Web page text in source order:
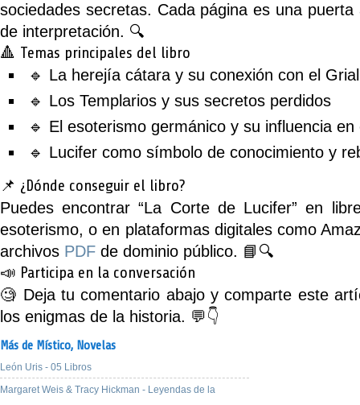
sociedades secretas. Cada página es una
de interpretación. 🔍
🔺 Temas principales del libro
🔹 La herejía cátara y su conexión con el Grial
🔹 Los Templarios y sus secretos perdidos
🔹 El esoterismo germánico y su influencia en
🔹 Lucifer como símbolo de conocimiento y
📌 ¿Dónde conseguir el libro?
Puedes encontrar“La Corte de Lucifer” en
esoterismo, o en plataformas digitales como
archivos PDF de dominio público. 📘🔍
📣 Participa en la conversación
🧐 Deja tu comentario abajo y comparte este
los enigmas de la historia. 💬👇
Más de Místico, Novelas
León Uris - 05 Libros
Margaret Weis & Tracy Hickman - Leyendas de la